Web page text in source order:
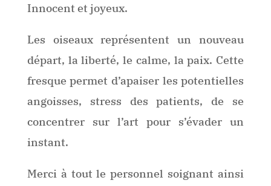
Innocent et joyeux.
Les oiseaux représentent un nouveau
départ, la liberté, le calme, la paix. Cette
fresque permet d’apaiser les potentielles
angoisses, stress des patients, de se
concentrer sur l’art pour s’évader un
instant.
Merci à tout le personnel soignant ainsi